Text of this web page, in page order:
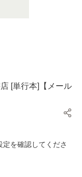
[単行本]【メール
を確認してくださ